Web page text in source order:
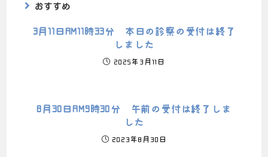
おすすめ
3月11日AM11時33分 本日の診察の受付は終了
しました
2025年3月11日
8月30日AM9時30分 午前の受付は終了しま
した
2023年8月30日